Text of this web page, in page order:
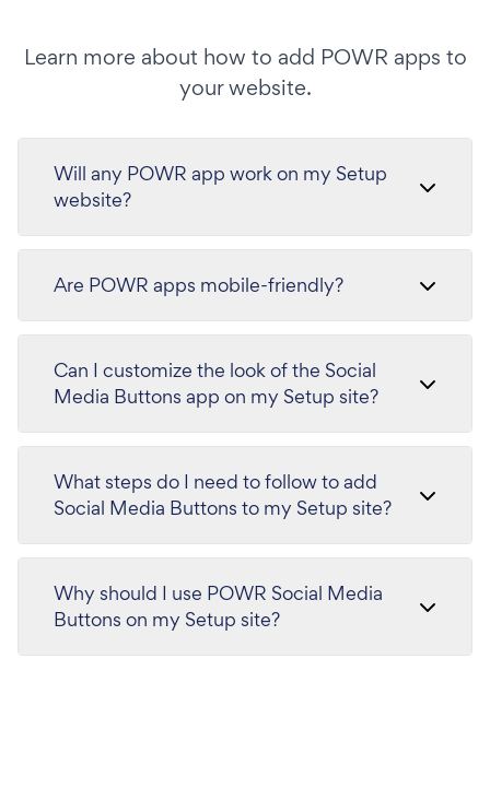
Learn more about how to add POWR apps to
your website.
Will any POWR app work on my Setup
website?
Are POWR apps mobile-friendly?
Can I customize the look of the Social
Media Buttons app on my Setup site?
What steps do I need to follow to add
Social Media Buttons to my Setup site?
Why should I use POWR Social Media
Buttons on my Setup site?